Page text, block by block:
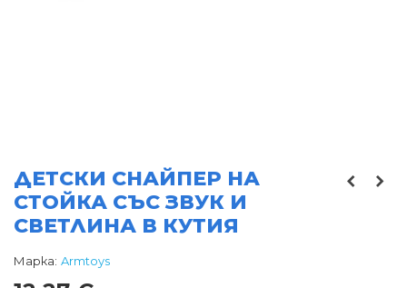
ДЕТСКИ СНАЙПЕР НА
СТОЙКА СЪС ЗВУК И
СВЕТЛИНА В КУТИЯ
Марка: Armtoys